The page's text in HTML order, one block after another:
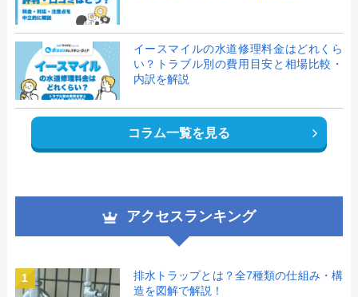
イースマイルの水道修理料金はどれくら
い？トラブル別の費用目安と相場比較・
内訳を解説
コラム一覧を見る
アクセスランキング
1
排水トラップとは？全7種類の仕組み・構
造を図解で解説！